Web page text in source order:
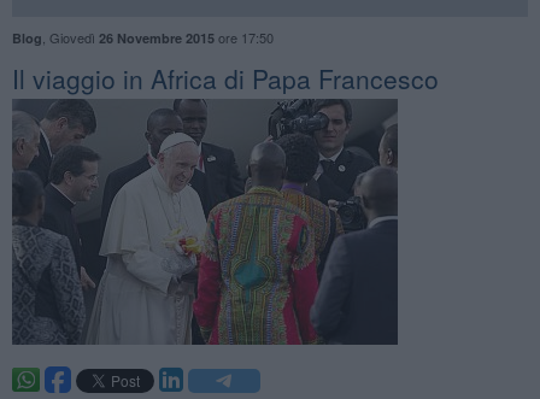
Blog Giovedì 26 Novembre 2015ore 17:50
Il viaggio in Africa di Papa Francesco